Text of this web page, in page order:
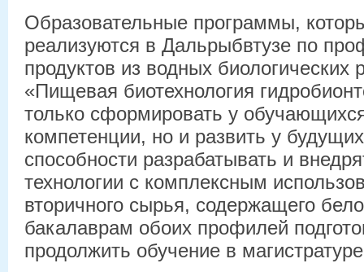
Образовательные программы,
реализуются в Дальрыбвтузе по
продуктов из водных биологических
«Пищевая биотехнология
только сформировать у
компетенции, но и развить у
способности разрабатывать и
технологии с комплексным
вторичного сырья, содержащего
бакалаврам обоих профилей
продолжить обучение в